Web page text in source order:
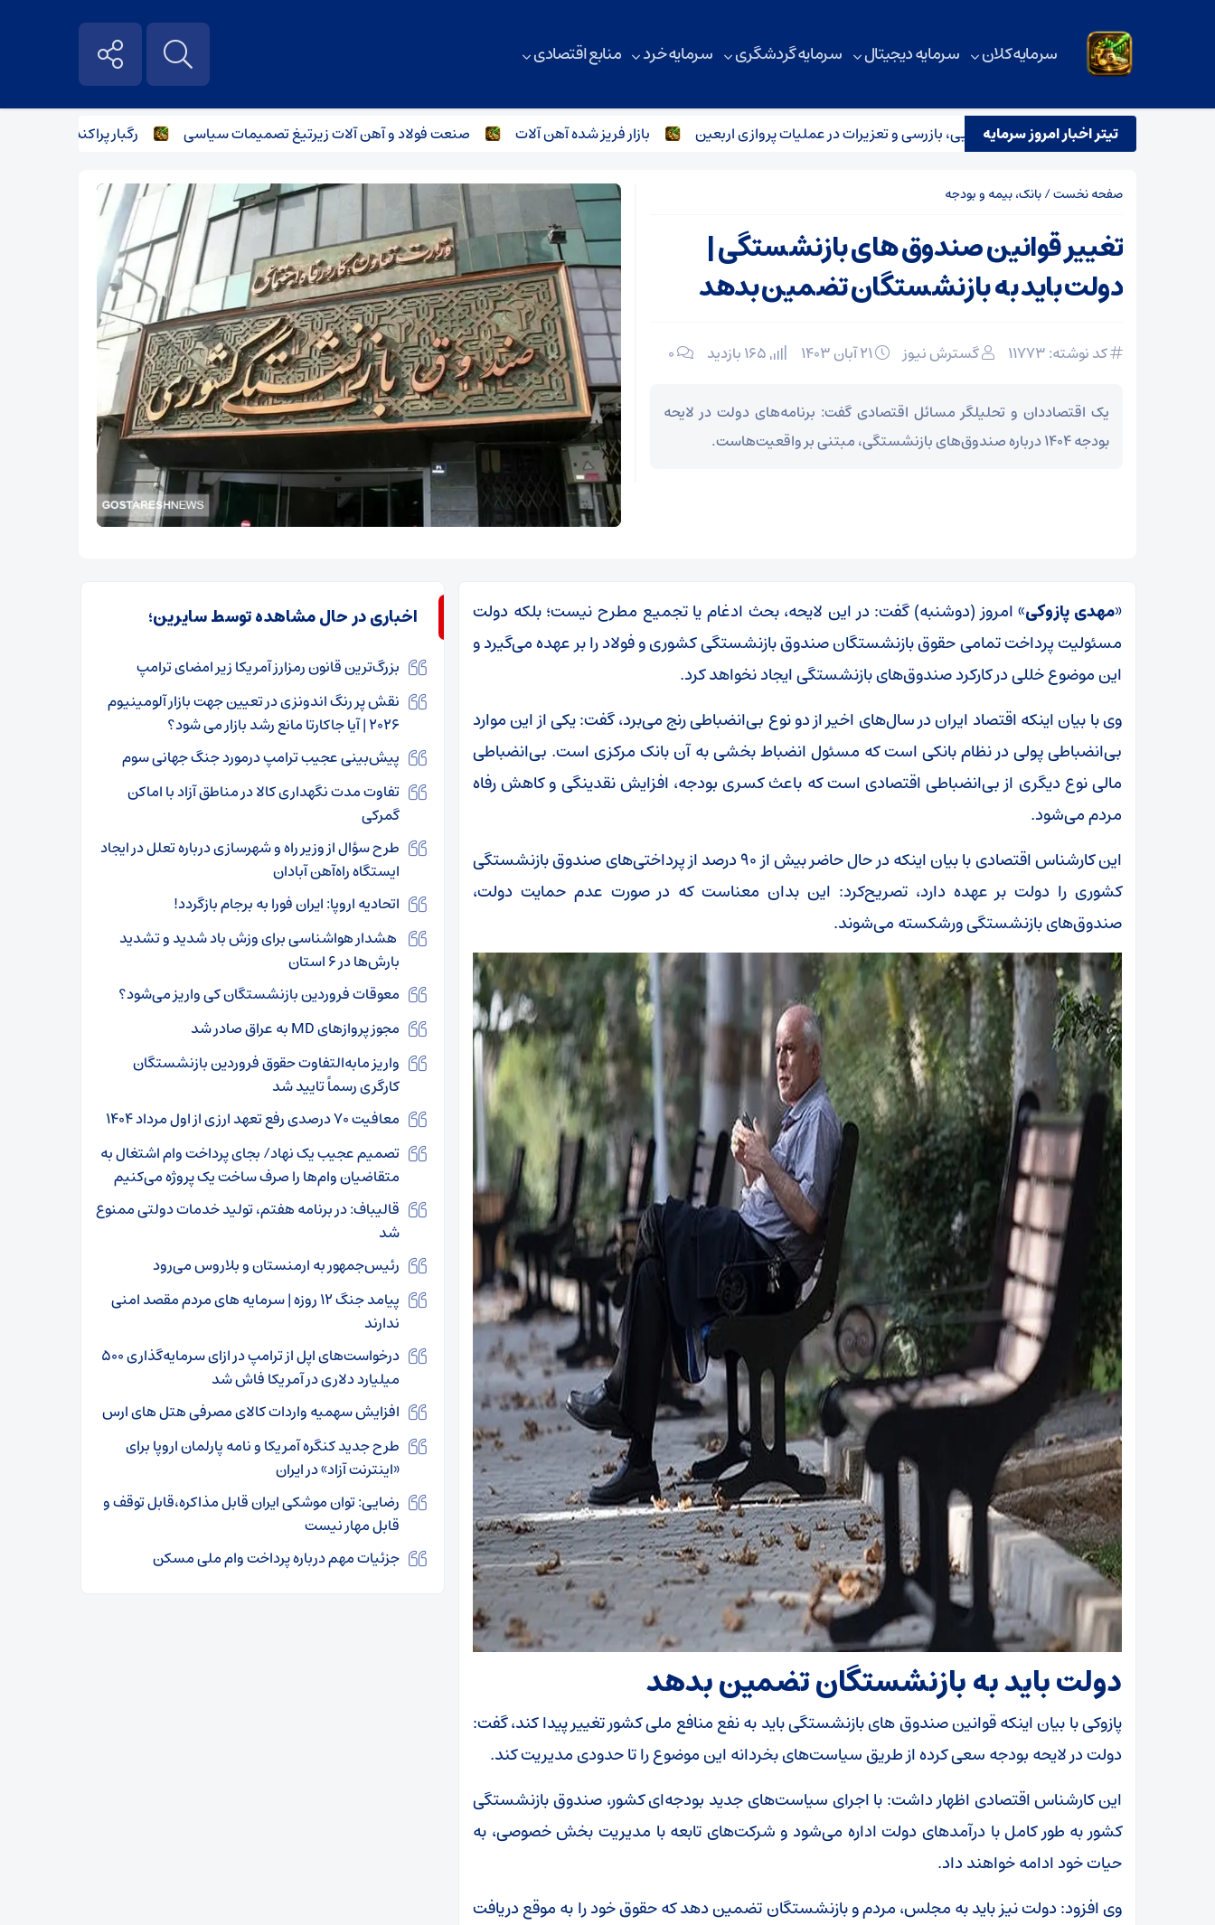
سرمایه کلان سرمایه دیجیتال سرمایه گردشگری سرمایه خرد منابع اقتصادی
تیتر اخبار امروز سرمایه
مشترک نظارتی سازمان هواپیمایی، بازرسی و تعزیرات در عملیات پروازی اربعین بازار فریز شده آهن آلات صنعت فولاد و آهن آلات زیر‌تیغ تصمیمات سیاسی رگبار پراکنده در نیمه شمالی
صفحه نخست/بانک، بیمه و بودجه
تغییر قوانین صندوق‌ های بازنشستگی |
دولت باید به بازنشستگان تضمین بدهد
کد نوشته: 11773 گسترش نیوز ۰
یک اقتصاددان و تحلیلگر مسائل اقتصادی گفت: برنامه‌های دولت در لایحه
بودجه ۱۴۰۴ درباره صندوق‌های بازنشستگی، مبتنی بر واقعیت‌هاست.
«مهدی پازوکی» امروز (دوشنبه) گفت: در این لایحه، بحث ادغام یا تجمیع مطرح نیست؛ بلکه دولت
مسئولیت پرداخت تمامی حقوق بازنشستگان صندوق بازنشستگی کشوری و فولاد را بر عهده می‌گیرد و
این موضوع خللی در کارکرد صندوق‌های بازنشستگی ایجاد نخواهد کرد.
وی با بیان اینکه اقتصاد ایران در سال‌های اخیر از دو نوع بی‌انضباطی رنج می‌برد، گفت: یکی از این موارد
بی‌انضباطی پولی در نظام بانکی است که مسئول انضباط بخشی به آن بانک مرکزی است. بی‌انضباطی
مالی نوع دیگری از بی‌انضباطی اقتصادی است که باعث کسری بودجه، افزایش نقدینگی و کاهش رفاه
مردم می‌شود.
این کارشناس اقتصادی با بیان اینکه در حال حاضر بیش از ۹۰ درصد از پرداختی‌های صندوق بازنشستگی
کشوری را دولت بر عهده دارد، تصریح‌کرد: این بدان معناست که در صورت عدم حمایت دولت،
صندوق‌های بازنشستگی ورشکسته می‌شوند.
دولت باید به بازنشستگان تضمین بدهد
پازوکی با بیان اینکه قوانین صندوق‌ های بازنشستگی باید به نفع منافع ملی کشور تغییر پیدا کند، گفت:
دولت در لایحه بودجه سعی کرده از طریق سیاست‌های بخردانه این موضوع را تا حدودی مدیریت کند.
این کارشناس اقتصادی اظهار داشت: با اجرای سیاست‌های جدید بودجه‌ای کشور، صندوق بازنشستگی
کشور به طور کامل با درآمدهای دولت اداره می‌شود و شرکت‌های تابعه با مدیریت بخش خصوصی، به
حیات خود ادامه خواهند داد.
وی افزود: دولت نیز باید به مجلس، مردم و بازنشستگان تضمین دهد که حقوق خود را به موقع دریافت
اخباری در حال مشاهده توسط سایرین؛
بزرگ‌ترین قانون رمزارز آمریکا زیر امضای ترامپ
نقش پر رنگ اندونزی در تعیین جهت بازار آلومینیوم
۲۰۲۶ | آیا جاکارتا مانع رشد بازار می شود؟
پیش‌بینی عجیب ترامپ درمورد جنگ جهانی سوم
تفاوت مدت نگهداری کالا در مناطق آزاد با اماکن
گمرکی
طرح سؤال از وزیر راه و شهرسازی درباره تعلل در ایجاد
ایستگاه راه‌آهن آبادان
اتحادیه اروپا: ایران فورا به برجام بازگردد!
هشدار هواشناسی برای وزش باد شدید و تشدید
بارش‌ها در ۶ استان
معوقات فروردین بازنشستگان کی واریز می‌شود؟
مجوز پروازهای MD به عراق صادر شد
واریز مابه‌التفاوت حقوق فروردین بازنشستگان
کارگری رسماً تایید شد
معافیت ۷۰ درصدی رفع تعهد ارزی از اول مرداد ۱۴۰۴
تصمیم عجیب یک نهاد/ بجای پرداخت وام اشتغال به
متقاضیان وام‌ها را صرف ساخت یک پروژه می‌کنیم
قالیباف: در برنامه هفتم، تولید خدمات دولتی ممنوع
شد
رئیس‌جمهور به ارمنستان و بلاروس می‌رود
پیامد جنگ ۱۲ روزه | سرمایه های مردم مقصد امنی
ندارند
درخواست‌های اپل از ترامپ در ازای سرمایه‌گذاری ۵۰۰
میلیارد دلاری در آمریکا فاش شد
افزایش سهمیه واردات کالای مصرفی هتل های ارس
طرح جدید کنگره آمریکا و نامه پارلمان اروپا برای
«اینترنت آزاد» در ایران
رضایی: توان موشکی ایران قابل مذاکره،قابل توقف و
قابل مهار نیست
جزئیات مهم درباره پرداخت وام ملی مسکن